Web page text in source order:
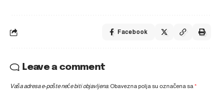
Facebook
Leave a comment
Vaša adresa e-pošte neće biti objavljena. Obavezna polja su označena sa*